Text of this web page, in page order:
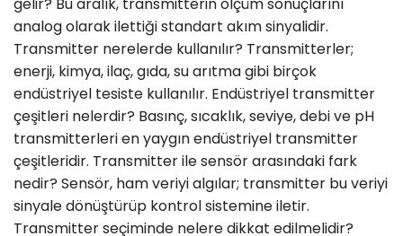
gelir? Bu aralık, transmitterin ölçüm sonuçlarını
analog olarak ilettiği standart akım sinyalidir.
Transmitter nerelerde kullanılır? Transmitterler;
enerji, kimya, ilaç, gıda, su arıtma gibi birçok
endüstriyel tesiste kullanılır. Endüstriyel transmitter
çeşitleri nelerdir? Basınç, sıcaklık, seviye, debi ve pH
transmitterleri en yaygın endüstriyel transmitter
çeşitleridir. Transmitter ile sensör arasındaki fark
nedir? Sensör, ham veriyi algılar; transmitter bu veriyi
sinyale dönüştürüp kontrol sistemine iletir.
Transmitter seçiminde nelere dikkat edilmelidir?